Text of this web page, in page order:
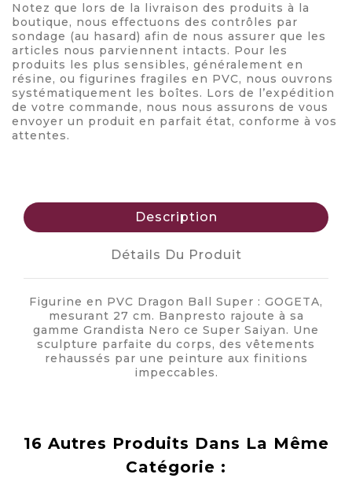
Notez que lors de la livraison des produits à la
boutique, nous effectuons des contrôles par
sondage (au hasard) afin de nous assurer que les
articles nous parviennent intacts. Pour les
produits les plus sensibles, généralement en
résine, ou figurines fragiles en PVC, nous ouvrons
systématiquement les boîtes. Lors de l’expédition
de votre commande, nous nous assurons de vous
envoyer un produit en parfait état, conforme à vos
attentes.
Description
Détails Du Produit
Figurine en PVC Dragon Ball Super : GOGETA,
mesurant 27 cm. Banpresto rajoute à sa
gamme Grandista Nero ce Super Saiyan. Une
sculpture parfaite du corps, des vêtements
rehaussés par une peinture aux finitions
impeccables.
16 Autres Produits Dans La Même
Catégorie :